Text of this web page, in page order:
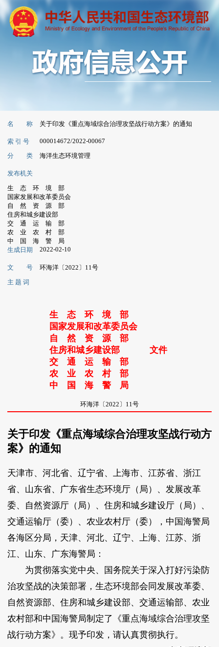
名 称 关于印发《重点海域综合治理攻坚战行动方案》的通知
索 引 号 000014672/2022-00067
分 类 海洋生态环境管理
发布机关
生 态 环 境 部
国家发展和改革委员会
自 然 资 源 部
住房和城乡建设部
交 通 运 输 部
农 业 农 村 部
中 国 海 警 局
生成日期
2022-02-10
文 号
环海洋〔2022〕11号
主 题 词
生 态 环 境 部
国家发展和改革委员会
自 然 资 源 部
住房和城乡建设部
交 通 运 输 部
农 业 农 村 部
中 国 海 警 局
文件
环海洋〔2022〕11号
关于印发《重点海域综合治理攻坚战行动方
案》的通知
天津市、河北省、辽宁省、上海市、江苏省、浙江
省、山东省、广东省生态环境厅（局）、发展改革
委、自然资源厅（局）、住房和城乡建设厅（局）、
交通运输厅（委）、农业农村厅（委），中国海警局
各海区分局，天津、河北、辽宁、上海、江苏、浙
江、山东、广东海警局：
为贯彻落实党中央、国务院关于深入打好污染防
治攻坚战的决策部署，生态环境部会同发展改革委、
自然资源部、住房和城乡建设部、交通运输部、农业
农村部和中国海警局制定了《重点海域综合治理攻坚
战行动方案》。现予印发，请认真贯彻执行。